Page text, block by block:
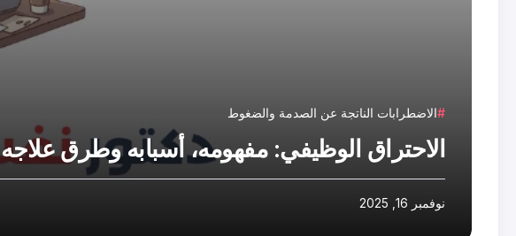
الاضطرابات الناتجة عن الصدمة والضغوط
الاحتراق الوظيفي: مفهومه، أسبابه وطرق علاجه
نوفمبر 16, 2025